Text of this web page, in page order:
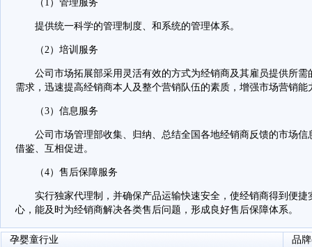
（1）管理服务
提供统一科学的管理制度、和系统的管理体系。
（2）培训服务
公司市场拓展部采用灵活有效的方式为经销商及其雇员提供所需
需求，迅速提高经销商本人及整个营销队伍的素质，增强市场营销能
（3）信息服务
公司市场管理部收集、归纳、总结全国各地经销商反馈的市场信
借鉴、互相促进。
（4）售后保障服务
实行独家代理制，并确保产品运输快速安全，使经销商得到便捷
心，能及时为经销商解决各类售后问题，形成良好售后保障体系。
孕婴童行业 品牌